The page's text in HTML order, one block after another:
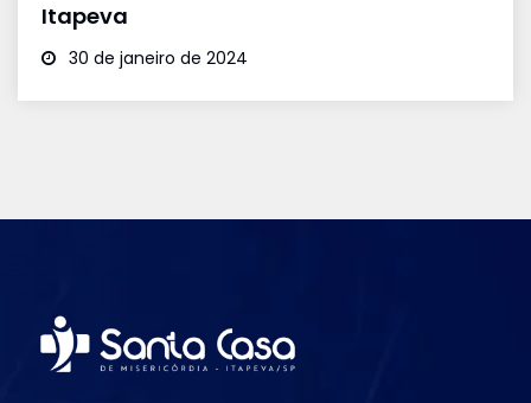
Itapeva
30 de janeiro de 2024